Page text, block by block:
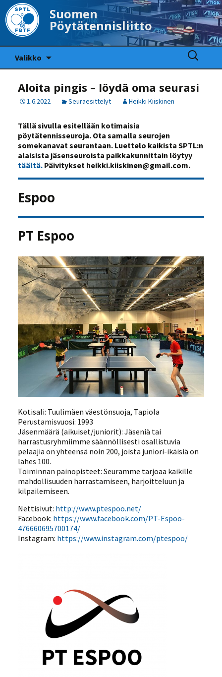
Suomen
Pöytätennisliitto
Valikko
Haku:
Aloita pingis – löydä oma seurasi
1.6.2022 Seuraesittelyt Heikki Kiiskinen
Tällä sivulla esitellään kotimaisia
pöytätennisseuroja. Ota samalla seurojen
somekanavat seurantaan. Luettelo kaikista SPTL:n
alaisista jäsenseuroista paikkakunnittain löytyy
täältä. Päivitykset heikki.kiiskinen@gmail.com.
Espoo
PT Espoo
Kotisali: Tuulimäen väestönsuoja, Tapiola
Perustamisvuosi: 1993
Jäsenmäärä (aikuiset/juniorit): Jäseniä tai
harrastusryhmiimme säännöllisesti osallistuvia
pelaajia on yhteensä noin 200, joista juniori-ikäisiä on
lähes 100.
Toiminnan painopisteet: Seuramme tarjoaa kaikille
mahdollisuuden harrastamiseen, harjoitteluun ja
kilpailemiseen.
Nettisivut: http://www.ptespoo.net/
Facebook: https://www.facebook.com/PT-Espoo-
476660695700174/
Instagram: https://www.instagram.com/ptespoo/